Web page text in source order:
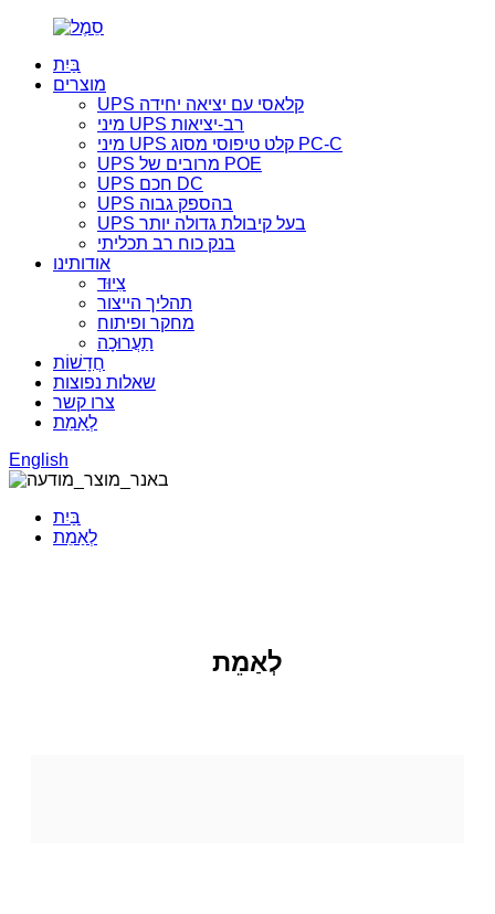
בַּיִת
מוצרים
UPS קלאסי עם יציאה יחידה
מיני UPS רב-יציאות
מיני UPS קלט טיפוסי מסוג PC-C
UPS מרובים של POE
UPS חכם DC
UPS בהספק גבוה
UPS בעל קיבולת גדולה יותר
בנק כוח רב תכליתי
אודותינו
צִיוּד
תהליך הייצור
מחקר ופיתוח
תַעֲרוּכָה
חֲדָשׁוֹת
שאלות נפוצות
צרו קשר
לְאַמֵת
English
בַּיִת
לְאַמֵת
לְאַמֵת